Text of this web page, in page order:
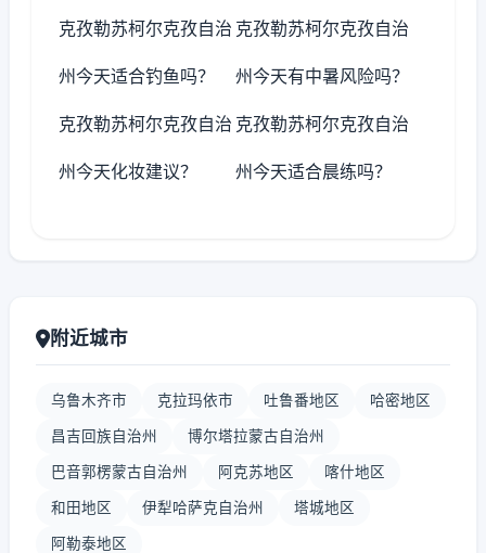
克孜勒苏柯尔克孜自治
州今天适合钓鱼吗？
克孜勒苏柯尔克孜自治
州今天有中暑风险吗？
克孜勒苏柯尔克孜自治
州今天化妆建议？
克孜勒苏柯尔克孜自治
州今天适合晨练吗？
附近城市
乌鲁木齐市 克拉玛依市 吐鲁番地区 哈密地区
昌吉回族自治州 博尔塔拉蒙古自治州
巴音郭楞蒙古自治州 阿克苏地区 喀什地区
和田地区 伊犁哈萨克自治州 塔城地区
阿勒泰地区